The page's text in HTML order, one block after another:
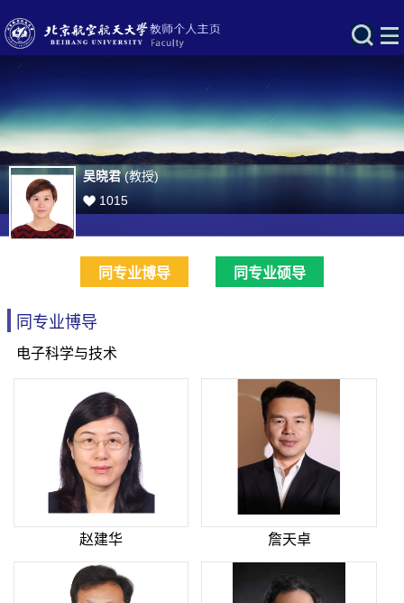
吴晓君(教授)
1015
同专业博导 同专业硕导
同专业博导
电子科学与技术
赵建华 詹天卓